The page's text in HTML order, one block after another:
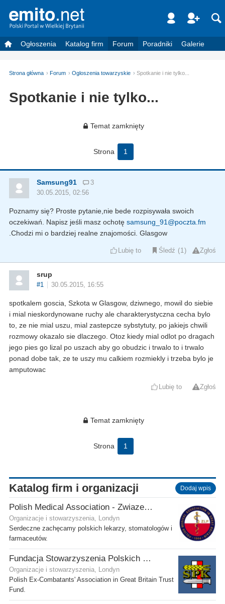
Ogłoszenia Katalog firm Forum Poradniki Galerie
Strona główna Forum Ogloszenia towarzyskie Spotkanie i nie tylko...
Spotkanie i nie tylko...
Temat zamknięty
Strona 1
Samsung91
3
30.05.2015, 02:56
Poznamy się? Proste pytanie,nie bede rozpisywała swoich
oczekiwań. Napisz jeśli masz ochotę samsung_91@poczta.fm
.Chodzi mi o bardziej realne znajomości. Glasgow
Lubię to Śledź 1 Zgłoś
srup
#1 30.05.2015, 16:55
spotkalem goscia, Szkota w Glasgow, dziwnego, mowil do siebie
i mial nieskordynowane ruchy ale charakterystyczna cecha bylo
to, ze nie mial uszu, mial zastepcze sybstytuty, po jakiejs chwili
rozmowy okazalo sie dlaczego. Otoz kiedy mial odlot po dragach
jego pies go lizal po uszach aby go obudzic i trwalo to i trwalo
ponad dobe tak, ze te uszy mu calkiem rozmiekly i trzeba bylo je
amputowac
Lubię to Zgłoś
Temat zamknięty
Strona 1
Katalog firm i organizacji Dodaj wpis
Polish Medical Association - Zwiazek Lekarzy Polskich w Wielkiej Brytanii
Organizacje i stowarzyszenia, Londyn
Serdeczne zachęcamy polskich lekarzy, stomatologów i
farmaceutów.
Fundacja Stowarzyszenia Polskich Kombatantów w Wielkiej Brytanii
Organizacje i stowarzyszenia, Londyn
Polish Ex-Combatants' Association in Great Britain Trust
Fund.